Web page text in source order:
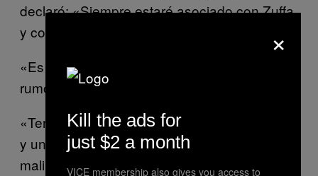
declaró: «Siempre estaré asociado con Zuffa
y con el gran equipo de UFC».
«Es pura mierda», dijo sobre la disputa
rumorada entre él y los jefes de UFC.
«Tengo una muy buena relación con Lorenzo
y una muy buena relación con Dana. No me
malinterpreten porque estoy escalando
×
Kill the ads for
just $2 a month
VICE membership also gives you access to